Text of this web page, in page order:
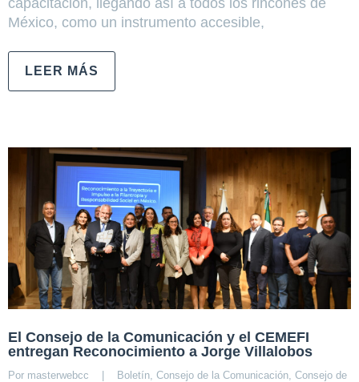
capacitación, llegando así a todos los rincones de
México, como un instrumento accesible,
LEER MÁS
El Consejo de la Comunicación y el CEMEFI
entregan Reconocimiento a Jorge Villalobos
Por masterwebcc | Boletín Consejo de la Comunicación Consejo de